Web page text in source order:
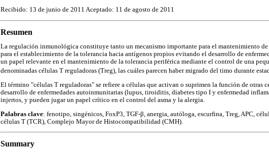
Recibido: 13 de junio de 2011 Aceptado: 11 de agosto de 2011
Resumen
La regulación inmunológica constituye tanto un mecanismo importante para el mantenimiento de
para el establecimiento de la tolerancia hacia antígenos propios evitando el desarrollo de
un papel relevante en el mantenimiento de la tolerancia periférica mediante el control de una
denominadas células T reguladoras (Treg), las cuáles parecen haber migrado del timo durante
El término "células T reguladoras" se refiere a células que activan o suprimen la función de otras
desarrollo de enfermedades autoinmunitarias (lupus, tiroiditis, diabetes tipo I y enfermedad
injertos, y pueden jugar un papel crítico en el control del asma y la alergia.
Palabras clave: fenotipo, singénicos, FoxP3, TGF-β, anergia, autóloga, escurfina, Treg, APC,
células T (TCR), Complejo Mayor de Histocompatibilidad (CMH).
Summary